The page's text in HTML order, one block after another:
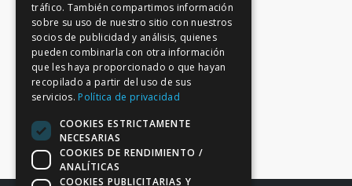
tráfico. También compartimos información
sobre su uso de nuestro sitio con nuestros
socios de publicidad y análisis, quienes
pueden combinarla con otra información
que les haya proporcionado o que hayan
recopilado a partir del uso de sus
servicios. Política de privacidad
COOKIES ESTRICTAMENTE
NECESARIAS
COOKIES DE RENDIMIENTO /
ANALÍTICAS
COOKIES PUBLICITARIAS Y